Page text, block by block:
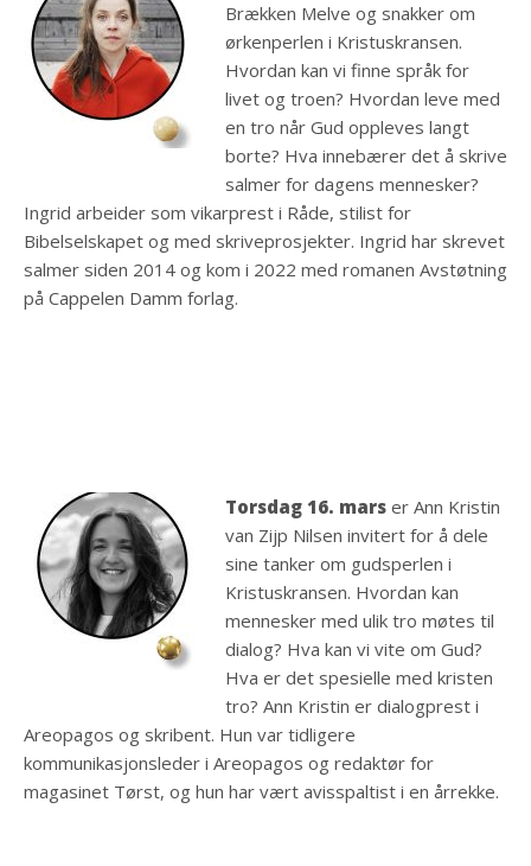
Brækken Melve og snakker om
ørkenperlen i Kristuskransen.
Hvordan kan vi finne språk for
livet og troen? Hvordan leve med
en tro når Gud oppleves langt
borte? Hva innebærer det å skrive
salmer for dagens mennesker?
Ingrid arbeider som vikarprest i Råde, stilist for
Bibelselskapet og med skriveprosjekter. Ingrid har skrevet
salmer siden 2014 og kom i 2022 med romanen Avstøtning
på Cappelen Damm forlag.
Torsdag 16. mars er Ann Kristin
van Zijp Nilsen invitert for å dele
sine tanker om gudsperlen i
Kristuskransen. Hvordan kan
mennesker med ulik tro møtes til
dialog? Hva kan vi vite om Gud?
Hva er det spesielle med kristen
tro? Ann Kristin er dialogprest i
Areopagos og skribent. Hun var tidligere
kommunikasjonsleder i Areopagos og redaktør for
magasinet Tørst, og hun har vært avisspaltist i en årrekke.